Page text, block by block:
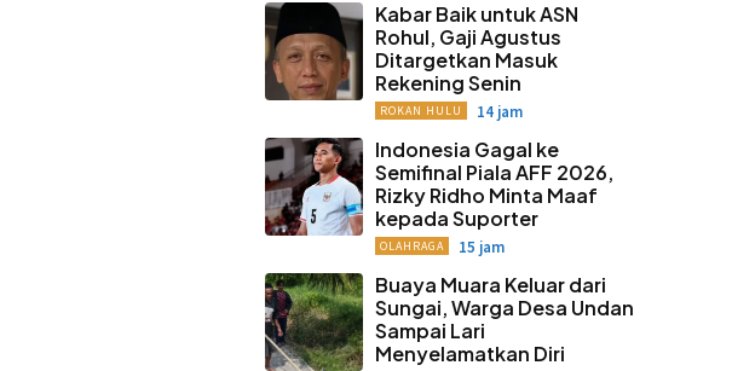
Kabar Baik untuk ASN
Rohul, Gaji Agustus
Ditargetkan Masuk
Rekening Senin
ROKAN HULU 14 jam
Indonesia Gagal ke
Semifinal Piala AFF 2026,
Rizky Ridho Minta Maaf
kepada Suporter
OLAHRAGA 15 jam
Buaya Muara Keluar dari
Sungai, Warga Desa Undan
Sampai Lari
Menyelamatkan Diri